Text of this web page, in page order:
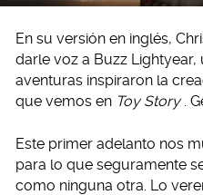
En su versión en inglés,
darle voz a Buzz
aventuras inspiraron la
que vemos en Toy Story .
Este primer adelanto nos
para lo que seguramente
como ninguna otra. Lo